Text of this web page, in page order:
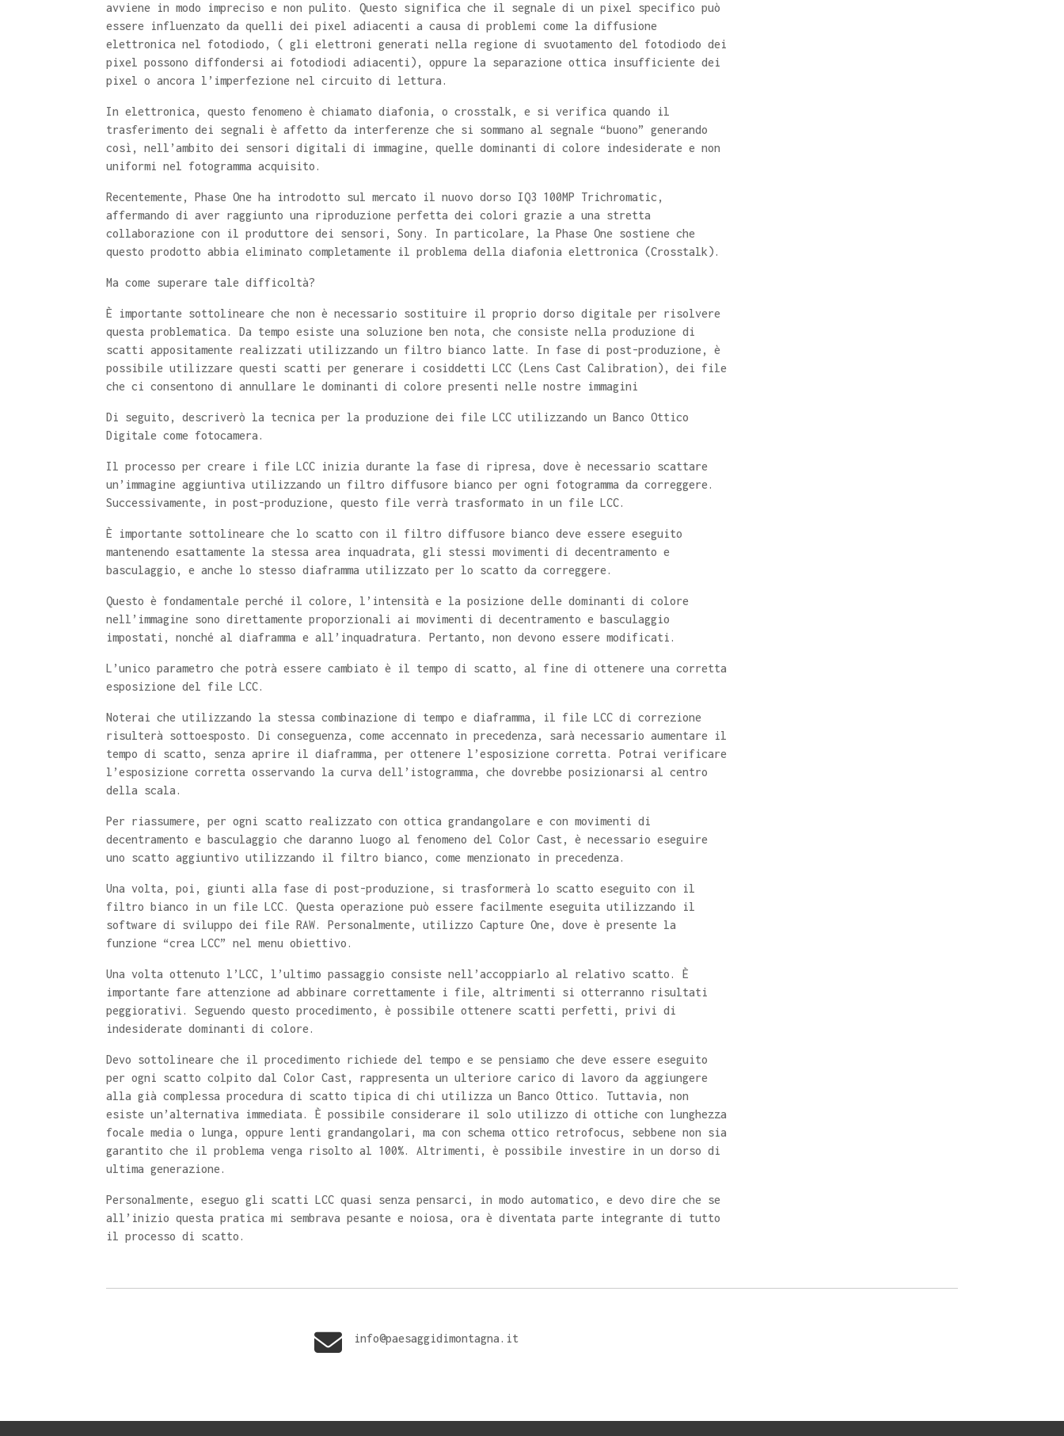
avviene in modo impreciso e non pulito. Questo significa che il segnale di un pixel specifico può
essere influenzato da quelli dei pixel adiacenti a causa di problemi come la diffusione
elettronica nel fotodiodo, ( gli elettroni generati nella regione di svuotamento del fotodiodo dei
pixel possono diffondersi ai fotodiodi adiacenti), oppure la separazione ottica insufficiente dei
pixel o ancora l’imperfezione nel circuito di lettura.
In elettronica, questo fenomeno è chiamato diafonia, o crosstalk, e si verifica quando il
trasferimento dei segnali è affetto da interferenze che si sommano al segnale “buono” generando
così, nell’ambito dei sensori digitali di immagine, quelle dominanti di colore indesiderate e non
uniformi nel fotogramma acquisito.
Recentemente, Phase One ha introdotto sul mercato il nuovo dorso IQ3 100MP Trichromatic,
affermando di aver raggiunto una riproduzione perfetta dei colori grazie a una stretta
collaborazione con il produttore dei sensori, Sony. In particolare, la Phase One sostiene che
questo prodotto abbia eliminato completamente il problema della diafonia elettronica (Crosstalk).
Ma come superare tale difficoltà?
È importante sottolineare che non è necessario sostituire il proprio dorso digitale per risolvere
questa problematica. Da tempo esiste una soluzione ben nota, che consiste nella produzione di
scatti appositamente realizzati utilizzando un filtro bianco latte. In fase di post-produzione, è
possibile utilizzare questi scatti per generare i cosiddetti LCC (Lens Cast Calibration), dei file
che ci consentono di annullare le dominanti di colore presenti nelle nostre immagini
Di seguito, descriverò la tecnica per la produzione dei file LCC utilizzando un Banco Ottico
Digitale come fotocamera.
Il processo per creare i file LCC inizia durante la fase di ripresa, dove è necessario scattare
un’immagine aggiuntiva utilizzando un filtro diffusore bianco per ogni fotogramma da correggere.
Successivamente, in post-produzione, questo file verrà trasformato in un file LCC.
È importante sottolineare che lo scatto con il filtro diffusore bianco deve essere eseguito
mantenendo esattamente la stessa area inquadrata, gli stessi movimenti di decentramento e
basculaggio, e anche lo stesso diaframma utilizzato per lo scatto da correggere.
Questo è fondamentale perché il colore, l’intensità e la posizione delle dominanti di colore
nell’immagine sono direttamente proporzionali ai movimenti di decentramento e basculaggio
impostati, nonché al diaframma e all’inquadratura. Pertanto, non devono essere modificati.
L’unico parametro che potrà essere cambiato è il tempo di scatto, al fine di ottenere una corretta
esposizione del file LCC.
Noterai che utilizzando la stessa combinazione di tempo e diaframma, il file LCC di correzione
risulterà sottoesposto. Di conseguenza, come accennato in precedenza, sarà necessario aumentare il
tempo di scatto, senza aprire il diaframma, per ottenere l’esposizione corretta. Potrai verificare
l’esposizione corretta osservando la curva dell’istogramma, che dovrebbe posizionarsi al centro
della scala.
Per riassumere, per ogni scatto realizzato con ottica grandangolare e con movimenti di
decentramento e basculaggio che daranno luogo al fenomeno del Color Cast, è necessario eseguire
uno scatto aggiuntivo utilizzando il filtro bianco, come menzionato in precedenza.
Una volta, poi, giunti alla fase di post-produzione, si trasformerà lo scatto eseguito con il
filtro bianco in un file LCC. Questa operazione può essere facilmente eseguita utilizzando il
software di sviluppo dei file RAW. Personalmente, utilizzo Capture One, dove è presente la
funzione “crea LCC” nel menu obiettivo.
Una volta ottenuto l’LCC, l’ultimo passaggio consiste nell’accoppiarlo al relativo scatto. È
importante fare attenzione ad abbinare correttamente i file, altrimenti si otterranno risultati
peggiorativi. Seguendo questo procedimento, è possibile ottenere scatti perfetti, privi di
indesiderate dominanti di colore.
Devo sottolineare che il procedimento richiede del tempo e se pensiamo che deve essere eseguito
per ogni scatto colpito dal Color Cast, rappresenta un ulteriore carico di lavoro da aggiungere
alla già complessa procedura di scatto tipica di chi utilizza un Banco Ottico. Tuttavia, non
esiste un’alternativa immediata. È possibile considerare il solo utilizzo di ottiche con lunghezza
focale media o lunga, oppure lenti grandangolari, ma con schema ottico retrofocus, sebbene non sia
garantito che il problema venga risolto al 100%. Altrimenti, è possibile investire in un dorso di
ultima generazione.
Personalmente, eseguo gli scatti LCC quasi senza pensarci, in modo automatico, e devo dire che se
all’inizio questa pratica mi sembrava pesante e noiosa, ora è diventata parte integrante di tutto
il processo di scatto.
 info@paesaggidimontagna.it